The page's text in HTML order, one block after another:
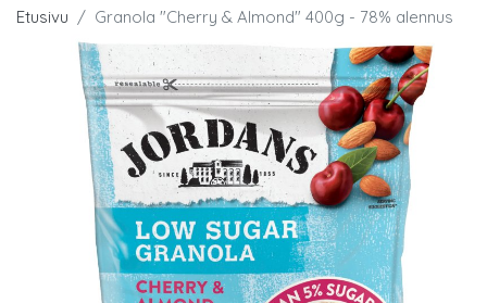
Etusivu Granola "Cherry & Almond" 400g - 78% alennus